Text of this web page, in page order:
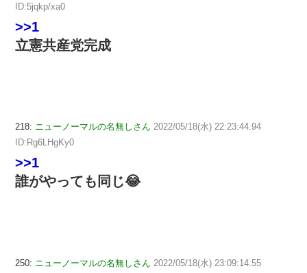
ID:5jqkp/xa0
>>1
立憲共産党完成
218: ニューノーマルの名無しさん 2022/05/18(水) 22:23:44.94
ID:Rg6LHgKy0
>>1
誰がやっても同じ😂
250: ニューノーマルの名無しさん 2022/05/18(水) 23:09:14.55